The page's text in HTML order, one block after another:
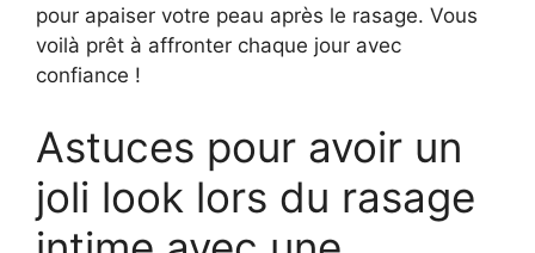
pour apaiser votre peau après le rasage. Vous
voilà prêt à affronter chaque jour avec
confiance !
Astuces pour avoir un
joli look lors du rasage